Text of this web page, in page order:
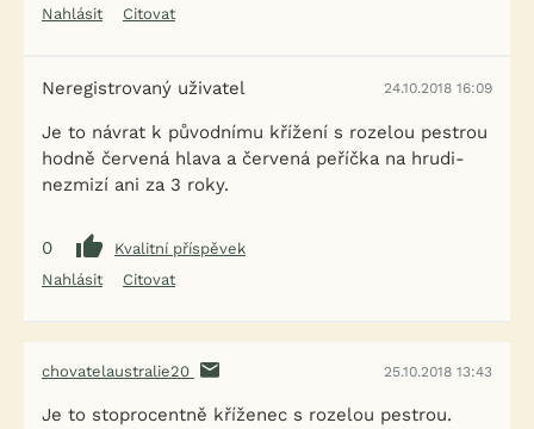
Nahlásit
Citovat
Neregistrovaný uživatel 24.10.2018 16:09
Je to návrat k původnímu křížení s rozelou pestrou
hodně červená hlava a červená peříčka na hrudi-
nezmizí ani za 3 roky.
0
Kvalitní příspěvek
Nahlásit
Citovat
chovatelaustralie20 25.10.2018 13:43
Je to stoprocentně kříženec s rozelou pestrou.